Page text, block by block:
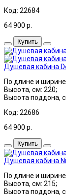
Код: 22684
64 900 р.
Купить
Душевая кабина
По длине и
Высота, см: 220;
Высота поддона,
Код: 22686
64 900 р.
Купить
Душевая кабина
По длине и
Высота, см: 215;
Высота поддона,